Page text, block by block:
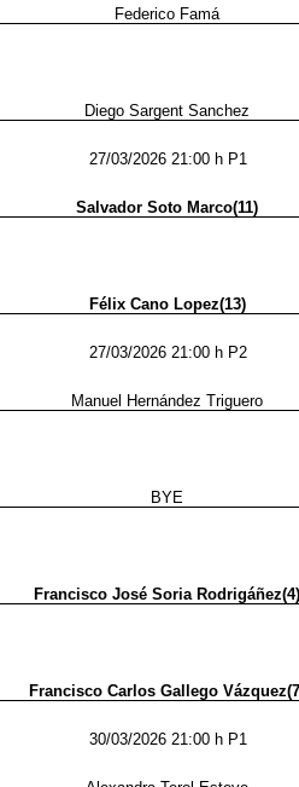
Federico Famá
Diego Sargent Sanchez
27/03/2026 21:00 h P1
Salvador Soto Marco(11)
Félix Cano Lopez(13)
27/03/2026 21:00 h P2
Manuel Hernández Triguero
BYE
Francisco José Soria Rodrigáñez(4)
Francisco Carlos Gallego
30/03/2026 21:00 h P1